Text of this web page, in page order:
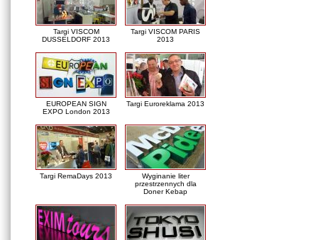
Targi VISCOM
DUSSELDORF 2013
Targi VISCOM PARIS
2013
EUROPEAN SIGN
EXPO London 2013
Targi Euroreklama 2013
Targi RemaDays 2013
Wyginanie liter
przestrzennych dla
Doner Kebap